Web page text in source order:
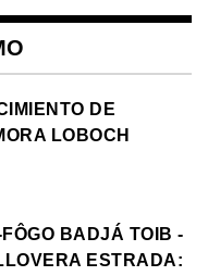
DE
LOBOCH
BADJÁ TOIB -
ESTRADA: